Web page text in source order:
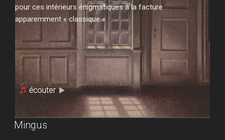
pour ces intérieurs énigmatiques à la facture
apparemment « classique ».
Mingus